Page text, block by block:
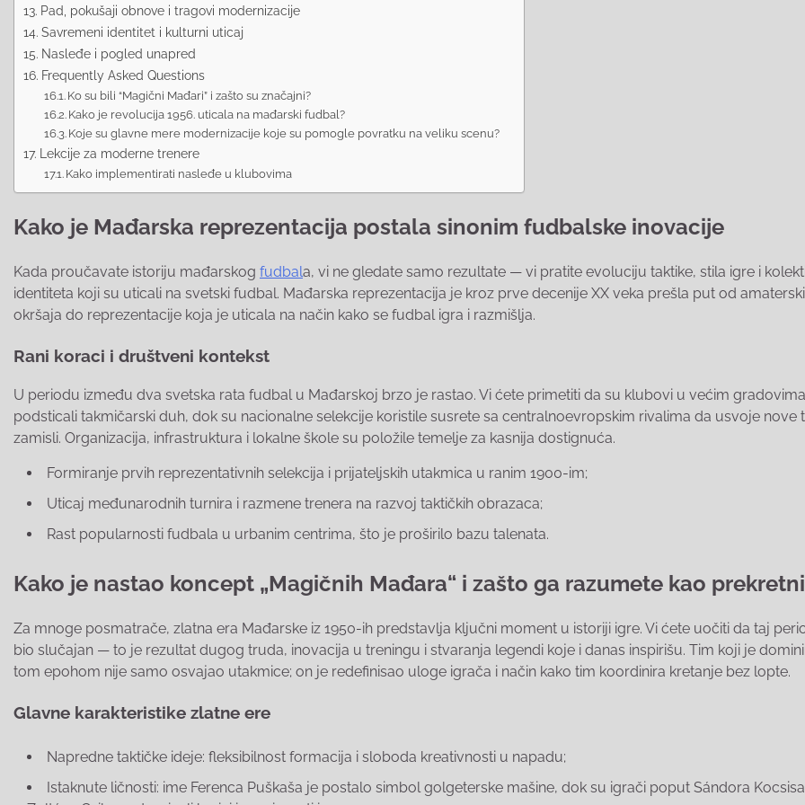
Pad, pokušaji obnove i tragovi modernizacije
Savremeni identitet i kulturni uticaj
Nasleđe i pogled unapred
Frequently Asked Questions
Ko su bili “Magični Mađari” i zašto su značajni?
Kako je revolucija 1956. uticala na mađarski fudbal?
Koje su glavne mere modernizacije koje su pomogle povratku na veliku scenu?
Lekcije za moderne trenere
Kako implementirati nasleđe u klubovima
Kako je Mađarska reprezentacija postala sinonim fudbalske inovacije
Kada proučavate istoriju mađarskog fudbala, vi ne gledate samo rezultate — vi pratite evoluciju taktike, stila igre i
identiteta koji su uticali na svetski fudbal. Mađarska reprezentacija je kroz prve decenije XX veka prešla put od
okršaja do reprezentacije koja je uticala na način kako se fudbal igra i razmišlja.
Rani koraci i društveni kontekst
U periodu između dva svetska rata fudbal u Mađarskoj brzo je rastao. Vi ćete primetiti da su klubovi u većim gradovima
podsticali takmičarski duh, dok su nacionalne selekcije koristile susrete sa centralnoevropskim rivalima da usvoje nove
zamisli. Organizacija, infrastruktura i lokalne škole su položile temelje za kasnija dostignuća.
Formiranje prvih reprezentativnih selekcija i prijateljskih utakmica u ranim 1900-im;
Uticaj međunarodnih turnira i razmene trenera na razvoj taktičkih obrazaca;
Rast popularnosti fudbala u urbanim centrima, što je proširilo bazu talenata.
Kako je nastao koncept „Magičnih Mađara“ i zašto ga razumete kao
Za mnoge posmatrače, zlatna era Mađarske iz 1950-ih predstavlja ključni moment u istoriji igre. Vi ćete uočiti da taj
bio slučajan — to je rezultat dugog truda, inovacija u treningu i stvaranja legendi koje i danas inspirišu. Tim koji je
tom epohom nije samo osvajao utakmice; on je redefinisao uloge igrača i način kako tim koordinira kretanje bez lopte.
Glavne karakteristike zlatne ere
Napredne taktičke ideje: fleksibilnost formacija i sloboda kreativnosti u napadu;
Istaknute ličnosti: ime Ferenca Puškaša je postalo simbol golgeterske mašine, dok su igrači poput Sándora